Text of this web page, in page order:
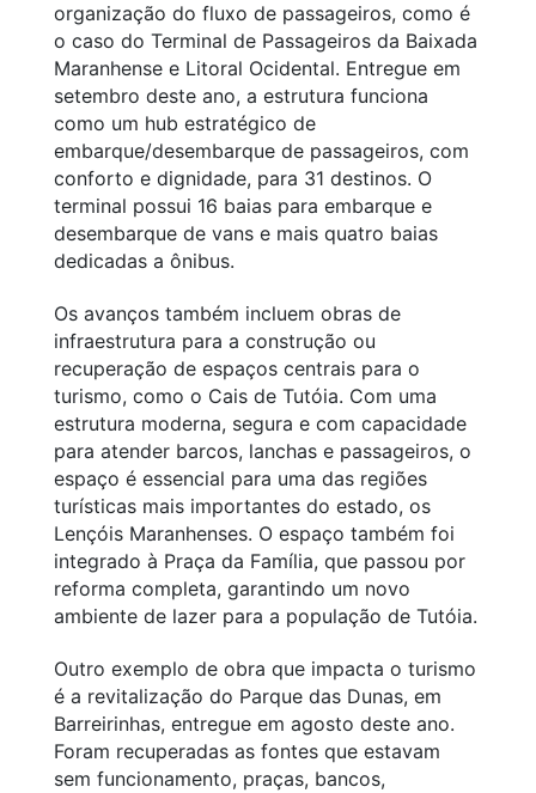
organização do fluxo de passageiros, como é
o caso do Terminal de Passageiros da Baixada
Maranhense e Litoral Ocidental. Entregue em
setembro deste ano, a estrutura funciona
como um hub estratégico de
embarque/desembarque de passageiros, com
conforto e dignidade, para 31 destinos. O
terminal possui 16 baias para embarque e
desembarque de vans e mais quatro baias
dedicadas a ônibus.
Os avanços também incluem obras de
infraestrutura para a construção ou
recuperação de espaços centrais para o
turismo, como o Cais de Tutóia. Com uma
estrutura moderna, segura e com capacidade
para atender barcos, lanchas e passageiros, o
espaço é essencial para uma das regiões
turísticas mais importantes do estado, os
Lençóis Maranhenses. O espaço também foi
integrado à Praça da Família, que passou por
reforma completa, garantindo um novo
ambiente de lazer para a população de Tutóia.
Outro exemplo de obra que impacta o turismo
é a revitalização do Parque das Dunas, em
Barreirinhas, entregue em agosto deste ano.
Foram recuperadas as fontes que estavam
sem funcionamento, praças, bancos,